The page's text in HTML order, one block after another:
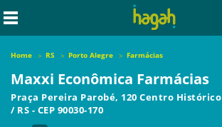
Home RS Porto Alegre Farmácias
Maxxi Econômica Farmácias
Praça Pereira Parobé, 120 Centro Histórico
/ RS - CEP 90030-170